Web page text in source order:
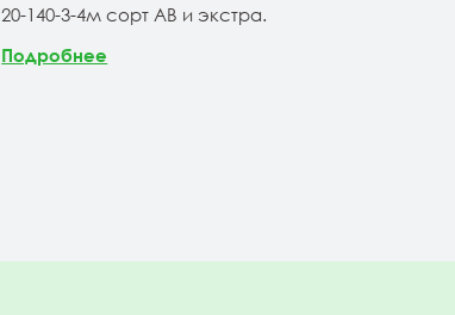
20-140-3-4м сорт АВ и экстра.
Подробнее